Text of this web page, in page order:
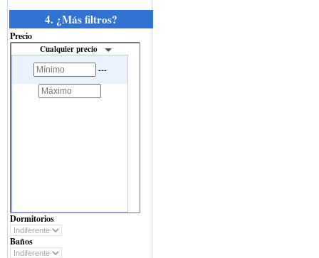
4. ¿Más filtros?
Precio
Cualquier precio
---
Dormitorios
Baños